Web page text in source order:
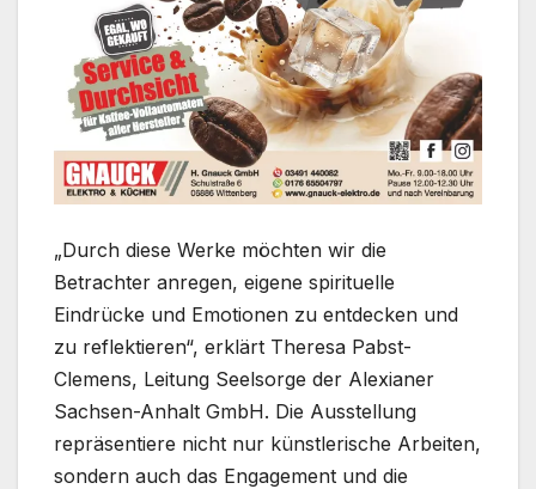
„Durch diese Werke möchten wir die
Betrachter anregen, eigene spirituelle
Eindrücke und Emotionen zu entdecken und
zu reflektieren“, erklärt Theresa Pabst-
Clemens, Leitung Seelsorge der Alexianer
Sachsen-Anhalt GmbH. Die Ausstellung
repräsentiere nicht nur künstlerische Arbeiten,
sondern auch das Engagement und die